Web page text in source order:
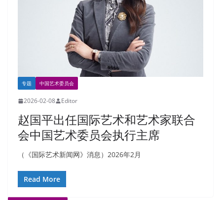
专题 中国艺术委员会
2026-02-08 Editor
赵国平出任国际艺术和艺术家联合
会中国艺术委员会执行主席
（《国际艺术新闻网》消息）2026年2月
Read More